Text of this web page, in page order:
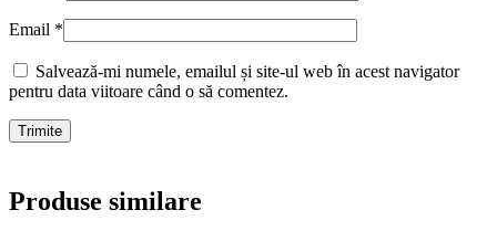
Email *
Salvează-mi numele, emailul și site-ul web în acest navigator
pentru data viitoare când o să comentez.
Produse similare